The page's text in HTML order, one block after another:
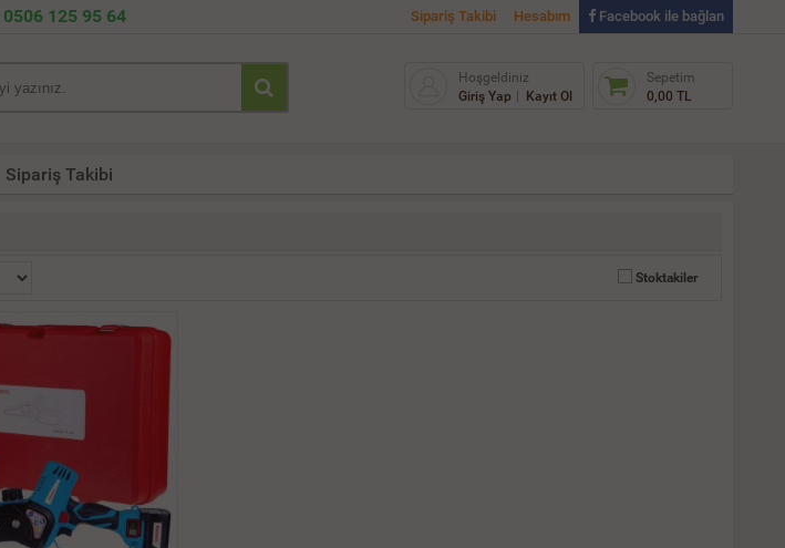
0506 125 95 64 Sipariş Takibi Hesabım Facebook ile bağlan
Sepetim
0,00 TL
Hoşgeldiniz
Giriş Yap
Kayıt Ol
Sipariş Takibi
Stoktakiler